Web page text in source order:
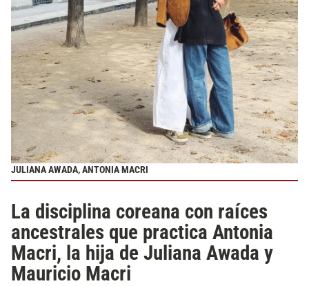
JULIANA AWADA, ANTONIA MACRI
La disciplina coreana con raíces
ancestrales que practica Antonia
Macri, la hija de Juliana Awada y
Mauricio Macri